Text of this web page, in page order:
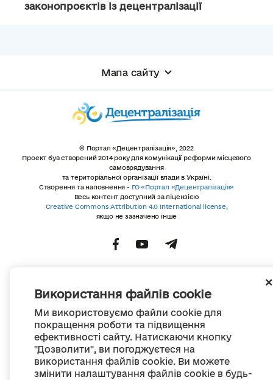
Використання файлів cookie
Ми використовуємо файли cookie для
покращення роботи та підвищення
ефективності сайту. Натискаючи кнопку
"Дозволити", ви погоджуєтеся на
використання файлів cookie. Ви можете
змінити налаштування файлів cookie в будь-
законопроєктів із децентралізації
Мапа сайту
© Портал «Децентралізація», 2022
Проект був створений 2014 року для комунікації реформи місцевого
самоврядування
та територіальної організації влади в Україні.
Створення та наповнення - ГО «Портал «Децентралізація»
Весь контент доступний за ліцензією
Creative Commons Attribution 4.0 International license,
якщо не зазначено інше